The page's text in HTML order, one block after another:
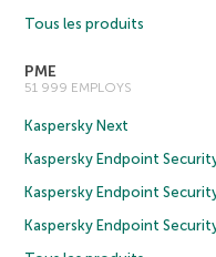
Tous les produits
PME
51 999 EMPLOYS
Kaspersky Next
Kaspersky Endpoint
Kaspersky Endpoint
Kaspersky Endpoint